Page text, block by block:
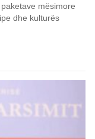
mësimore
dhe kulturës